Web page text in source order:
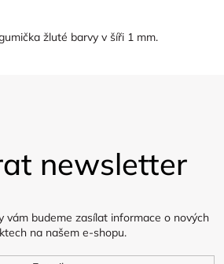
žluté barvy v šíři 1 mm.
newsletter
vám budeme zasílat informace o nových
na našem e-shopu.